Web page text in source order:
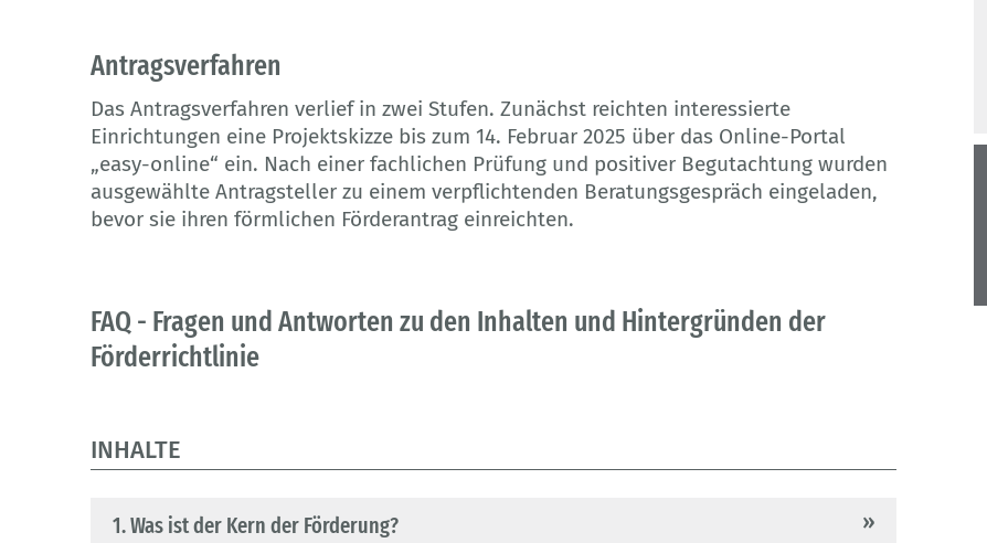
Antragsverfahren
Das Antragsverfahren verlief in zwei Stufen. Zunächst reichten interessierte
Einrichtungen eine Projektskizze bis zum 14. Februar 2025 über das Online-Portal
„easy-online“ ein. Nach einer fachlichen Prüfung und positiver Begutachtung wurden
ausgewählte Antragsteller zu einem verpflichtenden Beratungsgespräch eingeladen,
bevor sie ihren förmlichen Förderantrag einreichten.
FAQ - Fragen und Antworten zu den Inhalten und Hintergründen der
Förderrichtlinie
INHALTE
1. Was ist der Kern der Förderung?